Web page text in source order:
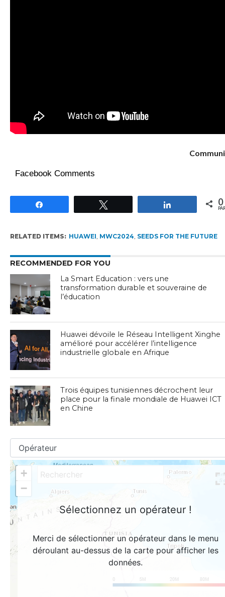
Facebook Comments
0
RELATED ITEMS: HUAWEI, MWC2024, SEEDS FOR THE FUTURE
RECOMMENDED FOR YOU
La Smart Education : vers une
transformation durable et souveraine de
l’éducation
Huawei dévoile le Réseau Intelligent Xinghe
amélioré pour accélérer l’intelligence
industrielle globale en Afrique
Trois équipes tunisiennes décrochent leur
place pour la finale mondiale de Huawei ICT
en Chine